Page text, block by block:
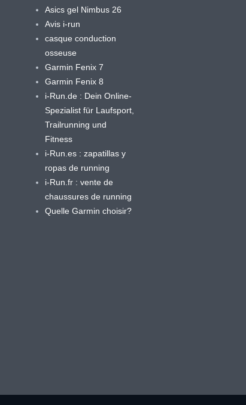
Asics gel Nimbus 26
Avis i-run
casque conduction
osseuse
Garmin Fenix 7
Garmin Fenix 8
i-Run.de : Dein Online-
Spezialist für Laufsport,
Trailrunning und
Fitness
i-Run.es : zapatillas y
ropas de running
i-Run.fr : vente de
chaussures de running
Quelle Garmin choisir?